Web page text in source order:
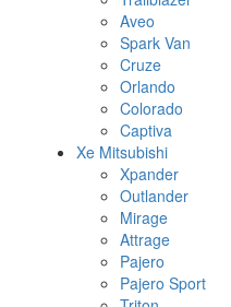
Aveo
Spark Van
Cruze
Orlando
Colorado
Captiva
Xe Mitsubishi
Xpander
Outlander
Mirage
Attrage
Pajero
Pajero Sport